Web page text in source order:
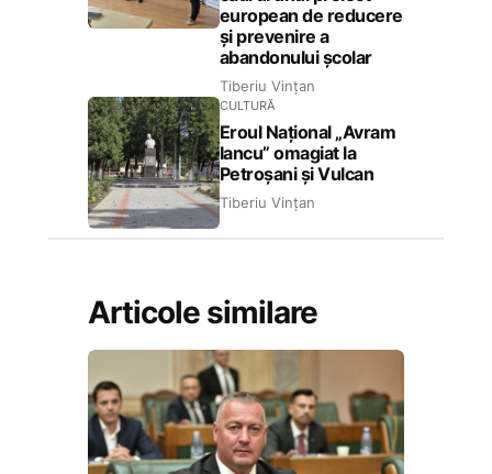
european de reducere
și prevenire a
abandonului școlar
Tiberiu Vințan
CULTURĂ
Eroul Național „Avram
Iancu” omagiat la
Petroșani și Vulcan
Tiberiu Vințan
Articole similare